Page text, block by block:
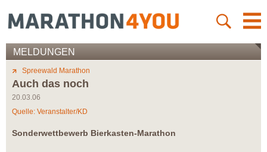
MELDUNGEN
Spreewald Marathon
Auch das noch
20.03.06
Quelle: Veranstalter/KD
Sonderwettbewerb Bierkasten-Marathon